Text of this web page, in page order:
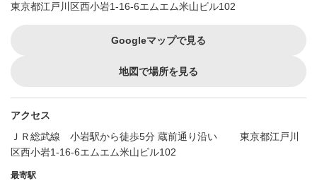
東京都江戸川区西小岩1-16-6エムエム米山ビル102
Googleマップで見る
地図で場所を見る
アクセス
ＪＲ総武線 小岩駅から徒歩5分 蔵前通り沿い 東京都江戸川
区西小岩1-16-6エムエム米山ビル102
最寄駅